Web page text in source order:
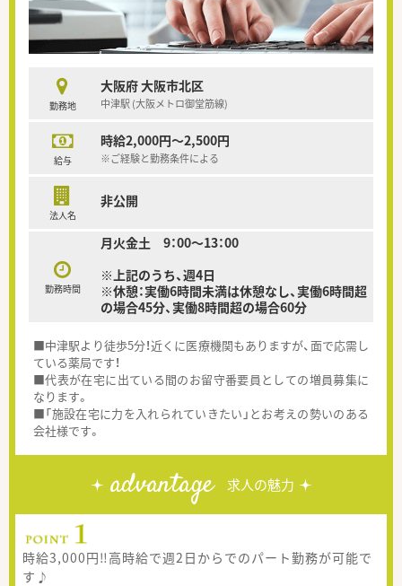
勤務地
大阪府 大阪市北区
中津駅 (大阪メトロ御堂筋線)
給与
時給2,000円～2,500円
※ご経験と勤務条件による
法人名
非公開
勤務時間
月火金土 9：00～13：00
※上記のうち、週4日
※休憩：実働6時間未満は休憩なし、実働6時間超
の場合45分、実働8時間超の場合60分
■中津駅より徒歩5分！近くに医療機関もありますが、面で応需し
ている薬局です！
■代表が在宅に出ている間のお留守番要員としての増員募集に
なります。
■「施設在宅に力を入れられていきたい」とお考えの勢いのある
会社様です。
advantage 求人の魅力
時給3,000円‼高時給で週2日からでのパート勤務が可能で
す♪